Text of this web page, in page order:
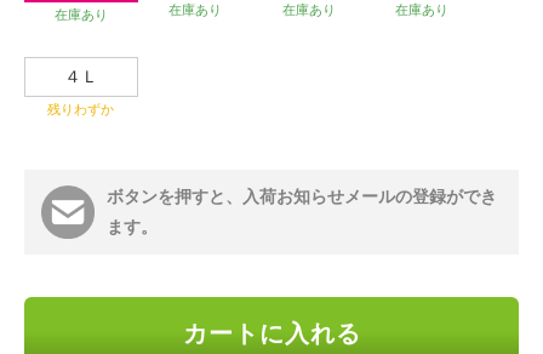
在庫あり 在庫あり 在庫あり 在庫あり
４Ｌ
残りわずか
ボタンを押すと、入荷お知らせメールの登録ができ
ます。
カートに入れる